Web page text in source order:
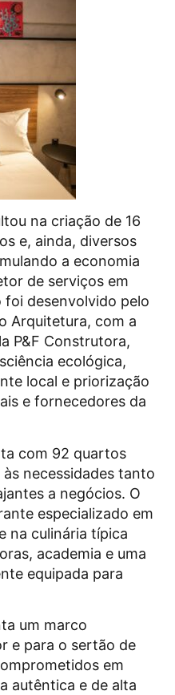
na criação de 16
e, ainda, diversos
a economia
de serviços em
foi desenvolvido pelo
Arquitetura, com a
P&F Construtora,
ecológica,
local e priorização
e fornecedores da
com 92 quartos
necessidades tanto
a negócios. O
especializado em
na culinária típica
academia e uma
equipada para
um marco
e para o sertão de
em
autêntica e de alta